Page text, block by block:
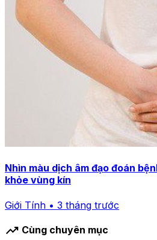
Nhìn màu dịch âm đạo đoán
khỏe vùng kín
Giới Tính • 3 tháng trước
trending_up Cùng chuyên mục